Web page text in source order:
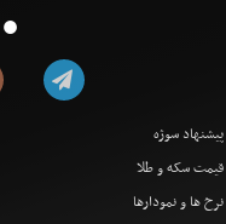
●
پیشنهاد سوژه
قیمت سکه و طلا
نرخ ها و نمودارها